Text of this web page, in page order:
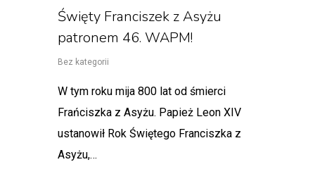
Święty Franciszek z Asyżu
patronem 46. WAPM!
Bez kategorii
W tym roku mija 800 lat od śmierci
Frańciszka z Asyżu. Papież Leon XIV
ustanowił Rok Świętego Franciszka z
Asyżu,…